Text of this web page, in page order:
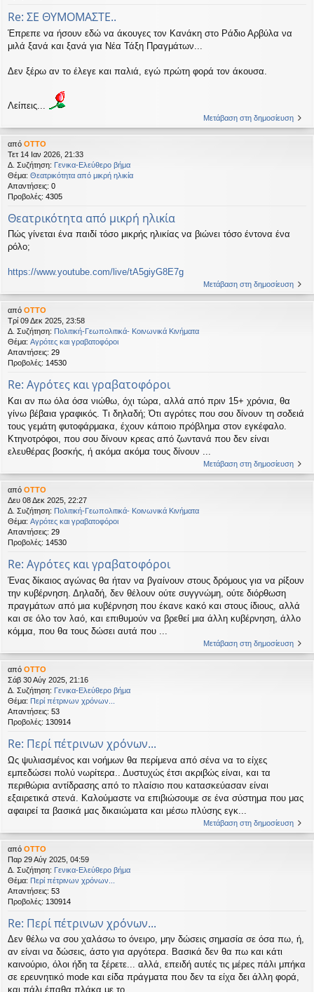
Re: ΣΕ ΘΥΜΟΜΑΣΤΕ..
Έπρεπε να ήσουν εδώ να άκουγες τον Κανάκη στο Ράδιο Αρβύλα να
μιλά ξανά και ξανά για Νέα Τάξη Πραγμάτων...
Δεν ξέρω αν το έλεγε και παλιά, εγώ πρώτη φορά τον άκουσα.
Λείπεις...
Μετάβαση στη δημοσίευση
από OTTO
Τετ 14 Ιαν 2026, 21:33
Δ. Συζήτηση: Γενικα-Ελεύθερο βήμα
Θέμα: Θεατρικότητα από μικρή ηλικία
Απαντήσεις: 0
Προβολές: 4305
Θεατρικότητα από μικρή ηλικία
Πώς γίνεται ένα παιδί τόσο μικρής ηλικίας να βιώνει τόσο έντονα ένα
ρόλο;
https://www.youtube.com/live/tA5giyG8E7g
Μετάβαση στη δημοσίευση
από OTTO
Τρί 09 Δεκ 2025, 23:58
Δ. Συζήτηση: Πολιτική-Γεωπολιτικά- Κοινωνικά Κινήματα
Θέμα: Αγρότες και γραβατοφόροι
Απαντήσεις: 29
Προβολές: 14530
Re: Αγρότες και γραβατοφόροι
Και αν πω όλα όσα νιώθω, όχι τώρα, αλλά από πριν 15+ χρόνια, θα
γίνω βέβαια γραφικός. Τι δηλαδή; Ότι αγρότες που σου δίνουν τη σοδειά
τους γεμάτη φυτοφάρμακα, έχουν κάποιο πρόβλημα στον εγκέφαλο.
Κτηνοτρόφοι, που σου δίνουν κρεας από ζωντανά που δεν είναι
ελευθέρας βοσκής, ή ακόμα ακόμα τους δίνουν ...
Μετάβαση στη δημοσίευση
από OTTO
Δευ 08 Δεκ 2025, 22:27
Δ. Συζήτηση: Πολιτική-Γεωπολιτικά- Κοινωνικά Κινήματα
Θέμα: Αγρότες και γραβατοφόροι
Απαντήσεις: 29
Προβολές: 14530
Re: Αγρότες και γραβατοφόροι
Ένας δίκαιος αγώνας θα ήταν να βγαίνουν στους δρόμους για να ρίξουν
την κυβέρνηση. Δηλαδή, δεν θέλουν ούτε συγγνώμη, ούτε διόρθωση
πραγμάτων από μια κυβέρνηση που έκανε κακό και στους ίδιους, αλλά
και σε όλο τον λαό, και επιθυμούν να βρεθεί μια άλλη κυβέρνηση, άλλο
κόμμα, που θα τους δώσει αυτά που ...
Μετάβαση στη δημοσίευση
από OTTO
Σάβ 30 Αύγ 2025, 21:16
Δ. Συζήτηση: Γενικα-Ελεύθερο βήμα
Θέμα: Περί πέτρινων χρόνων...
Απαντήσεις: 53
Προβολές: 130914
Re: Περί πέτρινων χρόνων...
Ως ψυλιασμένος και νοήμων θα περίμενα από σένα να το είχες
εμπεδώσει πολύ νωρίτερα.. Δυστυχώς έτσι ακριβώς είναι, και τα
περιθώρια αντίδρασης από το πλαίσιο που κατασκεύασαν είναι
εξαιρετικά στενά. Καλούμαστε να επιβιώσουμε σε ένα σύστημα που μας
αφαιρεί τα βασικά μας δικαιώματα και μέσω πλύσης εγκ...
Μετάβαση στη δημοσίευση
από OTTO
Παρ 29 Αύγ 2025, 04:59
Δ. Συζήτηση: Γενικα-Ελεύθερο βήμα
Θέμα: Περί πέτρινων χρόνων...
Απαντήσεις: 53
Προβολές: 130914
Re: Περί πέτρινων χρόνων...
Δεν θέλω να σου χαλάσω το όνειρο, μην δώσεις σημασία σε όσα πω, ή,
αν είναι να δώσεις, άστο για αργότερα. Βασικά δεν θα πω και κάτι
καινούριο, όλοι ήδη τα ξέρετε... αλλά, επειδή αυτές τις μέρες πάλι μπήκα
σε ερευνητικό mode και είδα πράγματα που δεν τα είχα δει άλλη φορά,
και πάλι έπαθα πλάκα με το ...